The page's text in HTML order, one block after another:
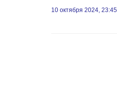
10 октября 2024, 23:45